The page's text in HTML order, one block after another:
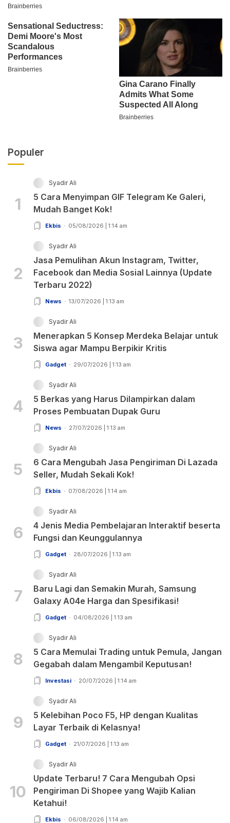
Populer
1
Syadir Ali
5 Cara Menyimpan GIF Telegram Ke Galeri,
Mudah Banget Kok!
Ekbis 05/08/2026 | 1:14 am
2
Syadir Ali
Jasa Pemulihan Akun Instagram, Twitter,
Facebook dan Media Sosial Lainnya (Update
Terbaru 2022)
News 13/07/2026 | 1:13 am
3
Syadir Ali
Menerapkan 5 Konsep Merdeka Belajar untuk
Siswa agar Mampu Berpikir Kritis
Gadget 29/07/2026 | 1:13 am
4
Syadir Ali
5 Berkas yang Harus Dilampirkan dalam
Proses Pembuatan Dupak Guru
News 27/07/2026 | 1:13 am
5
Syadir Ali
6 Cara Mengubah Jasa Pengiriman Di Lazada
Seller, Mudah Sekali Kok!
Ekbis 07/08/2026 | 1:14 am
6
Syadir Ali
4 Jenis Media Pembelajaran Interaktif beserta
Fungsi dan Keunggulannya
Gadget 28/07/2026 | 1:13 am
7
Syadir Ali
Baru Lagi dan Semakin Murah, Samsung
Galaxy A04e Harga dan Spesifikasi!
Gadget 04/08/2026 | 1:13 am
8
Syadir Ali
5 Cara Memulai Trading untuk Pemula, Jangan
Gegabah dalam Mengambil Keputusan!
Investasi 20/07/2026 | 1:14 am
9
Syadir Ali
5 Kelebihan Poco F5, HP dengan Kualitas
Layar Terbaik di Kelasnya!
Gadget 21/07/2026 | 1:13 am
10
Syadir Ali
Update Terbaru! 7 Cara Mengubah Opsi
Pengiriman Di Shopee yang Wajib Kalian
Ketahui!
Ekbis 06/08/2026 | 1:14 am